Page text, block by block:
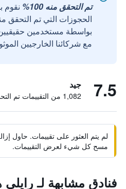
تم التحقق منه 100%
نقوم
الحجوزات التي تم التحقق
مع شركائنا الخارجيين
7.5 جيد
1,082 من التقييمات تم التحقق منها
لم يتم العثور على تقييمات. حاول
مسح كل شيء لعرض التقييمات.
فنادق مشابهة لـ